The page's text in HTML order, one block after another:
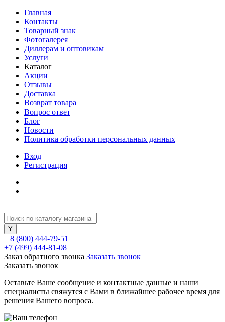
Главная
Контакты
Товарный знак
Фотогалерея
Диллерам и оптовикам
Услуги
Каталог
Акции
Отзывы
Доставка
Возврат товара
Вопрос ответ
Блог
Новости
Политика обработки персональных данных
Вход
Регистрация
8 (800) 444-79-51
+7 (499) 444-81-08
Заказ обратного звонка Заказать звонок
Заказать звонок
Оставьте Ваше сообщение и контактные данные и наши
специалисты свяжутся с Вами в ближайшее рабочее время для
решения Вашего вопроса.